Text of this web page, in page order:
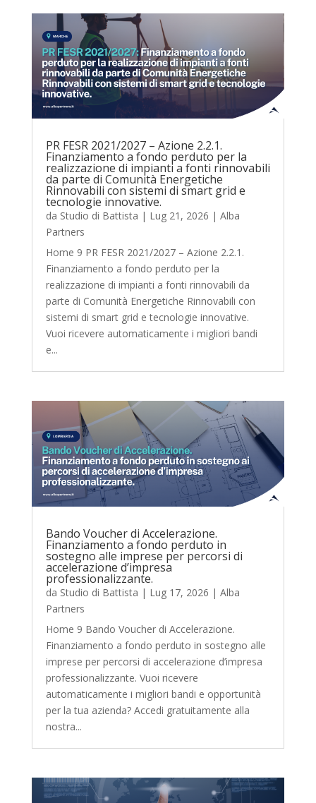
PR FESR 2021/2027 – Azione 2.2.1.
Finanziamento a fondo perduto per la
realizzazione di impianti a fonti rinnovabili
da parte di Comunità Energetiche
Rinnovabili con sistemi di smart grid e
tecnologie innovative.
da Studio di Battista | Lug 21, 2026 | Alba
Partners
Home 9 PR FESR 2021/2027 – Azione 2.2.1.
Finanziamento a fondo perduto per la
realizzazione di impianti a fonti rinnovabili da
parte di Comunità Energetiche Rinnovabili con
sistemi di smart grid e tecnologie innovative.
Vuoi ricevere automaticamente i migliori bandi
e...
Bando Voucher di Accelerazione.
Finanziamento a fondo perduto in
sostegno alle imprese per percorsi di
accelerazione d’impresa
professionalizzante.
da Studio di Battista | Lug 17, 2026 | Alba
Partners
Home 9 Bando Voucher di Accelerazione.
Finanziamento a fondo perduto in sostegno alle
imprese per percorsi di accelerazione d’impresa
professionalizzante. Vuoi ricevere
automaticamente i migliori bandi e opportunità
per la tua azienda? Accedi gratuitamente alla
nostra...